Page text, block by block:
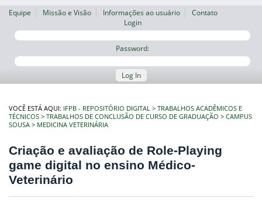
Equipe Missão e Visão Informações ao usuário
Contato
Login
Password:
Log In
VOCÊ ESTÁ AQUI: IFPB - REPOSITÓRIO DIGITAL
TRABALHOS ACADÊMICOS E
TÉCNICOS
TRABALHOS DE CONCLUSÃO DE CURSO DE GRADUAÇÃO
CAMPUS
SOUSA
MEDICINA VETERINÁRIA
Criação e avaliação de Role-Playing
game digital no ensino Médico-
Veterinário